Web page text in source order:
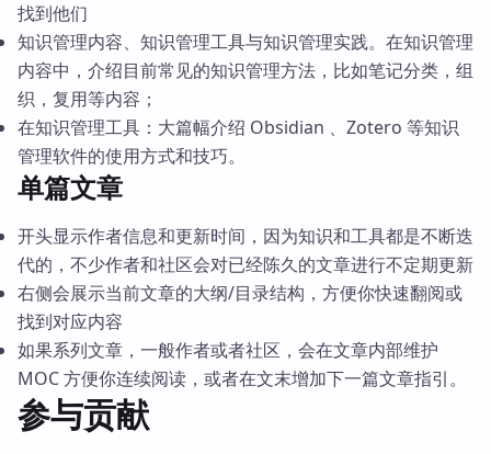
找到他们
知识管理内容、知识管理工具与知识管理实践。在知识管理
内容中，介绍目前常见的知识管理方法，比如笔记分类，组
织，复用等内容；
在知识管理工具：大篇幅介绍 Obsidian 、Zotero 等知识
管理软件的使用方式和技巧。
单篇文章
开头显示作者信息和更新时间，因为知识和工具都是不断迭
代的，不少作者和社区会对已经陈久的文章进行不定期更新
右侧会展示当前文章的大纲/目录结构，方便你快速翻阅或
找到对应内容
如果系列文章，一般作者或者社区，会在文章内部维护
MOC 方便你连续阅读，或者在文末增加下一篇文章指引。
参与贡献